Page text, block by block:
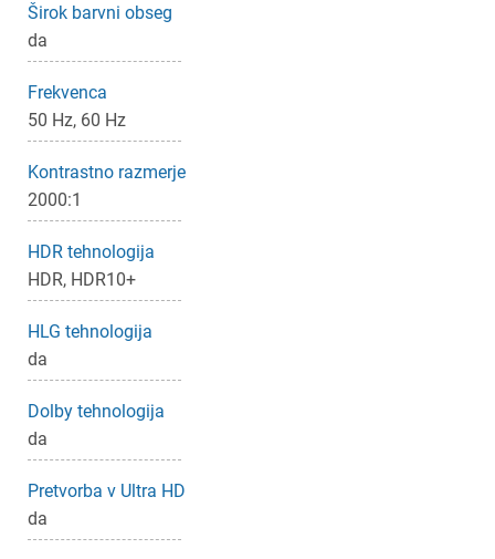
Širok barvni obseg
da
Frekvenca
50 Hz, 60 Hz
Kontrastno razmerje
2000:1
HDR tehnologija
HDR, HDR10+
HLG tehnologija
da
Dolby tehnologija
da
Pretvorba v Ultra HD
da